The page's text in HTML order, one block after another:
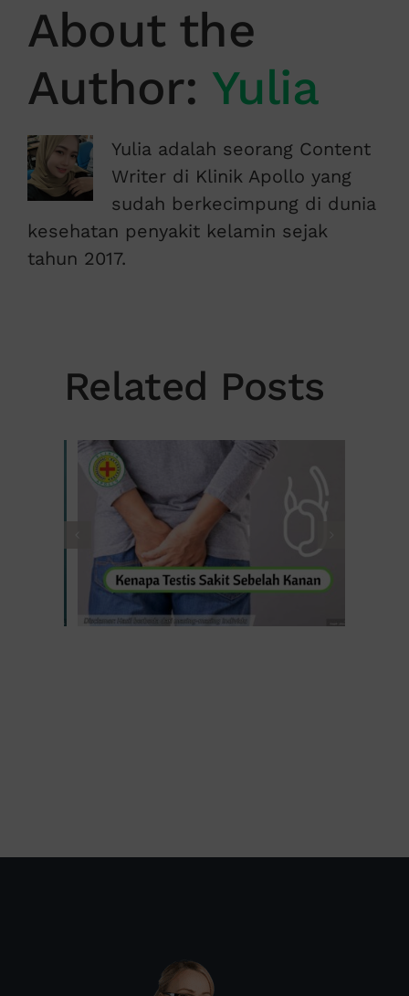
About the
Author: Yulia
Yulia adalah seorang Content
Writer di Klinik Apollo yang
sudah berkecimpung di dunia
kesehatan penyakit kelamin sejak
tahun 2017.
Related Posts